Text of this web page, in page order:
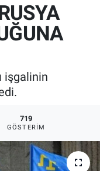
işgalinin
719
GÖSTERIM